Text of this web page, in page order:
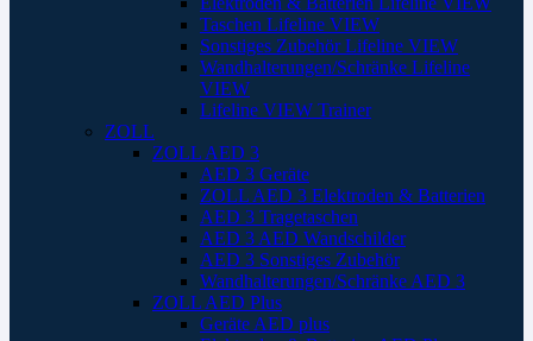
Taschen Lifeline VIEW
Sonstiges Zubehör Lifeline VIEW
Wandhalterungen/Schränke Lifeline
VIEW
Lifeline VIEW Trainer
ZOLL
ZOLL AED 3
AED 3 Geräte
ZOLL AED 3 Elektroden & Batterien
AED 3 Tragetaschen
AED 3 AED Wandschilder
AED 3 Sonstiges Zubehör
Wandhalterungen/Schränke AED 3
ZOLL AED Plus
Geräte AED plus